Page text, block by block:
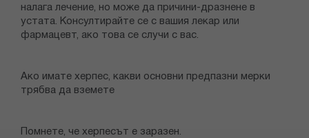
налага лечение, но може да причини-дразнене в
устата. Консултирайте се с вашия лекар или
фармацевт, ако това се случи с вас.
Ако имате херпес, какви основни предпазни мерки
трябва да вземете
Помнете, че херпесът е заразен.